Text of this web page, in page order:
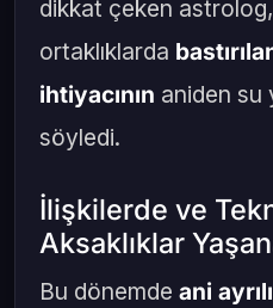
dikkat çeken
ortaklıklarda
ihtiyacının aniden su
söyledi.
İlişkilerde ve
Aksaklıklar
Bu dönemde ani